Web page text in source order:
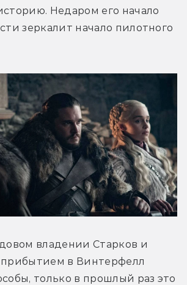
Недаром его начало
зеркалит начало пилотного
владении Старков и
в Винтерфелл
только в прошлый раз это